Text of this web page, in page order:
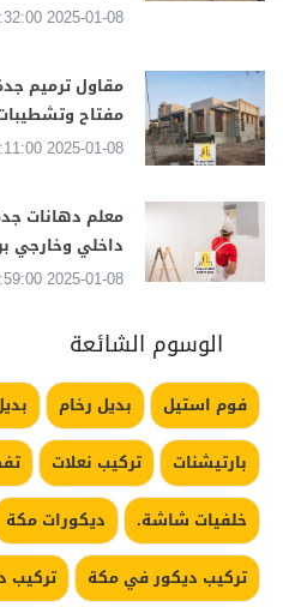
2025-01-08 18:32:00
مفتاح
2025-01-08 04:11:00
داخلي وخارجي
2025-01-08 04:59:00
الوسوم الشائعة
فوم استيل بديل رخام
بارتيشنات
تركيب نعلات
خلفيات شاشة.
ديكورات مكة
تركيب ديكور في مكة
تركيب